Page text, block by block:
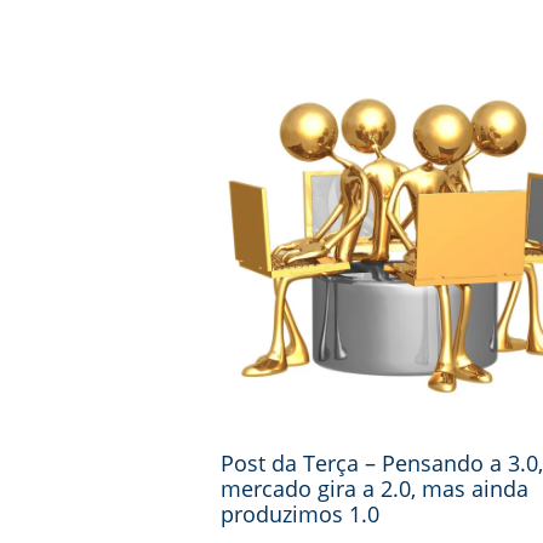
Post da Terça – Pensando a
mercado gira a 2.0, mas ainda
produzimos 1.0